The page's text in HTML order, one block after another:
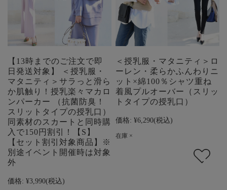
【13時までのご注文で即
日発送対象】 ＜授乳服・
マタニティ＞サラっと滑ら
か肌触り！授乳楽々マカロ
ンパーカー （抗菌防臭！
スリットタイプの授乳口）
同素材のスカートと同時購
入で150円割引！【S】
【セット割引対象商品】※
別途イベント開催時は対象
外
価格: ¥3,990(税込)
＜授乳服・マタニティ＞ロ
ーレン・柔らかふんわりニ
ット×綿100％シャツ重ね
着風プルオーバー（スリッ
トタイプの授乳口）
価格: ¥6,290(税込)
在庫 ×